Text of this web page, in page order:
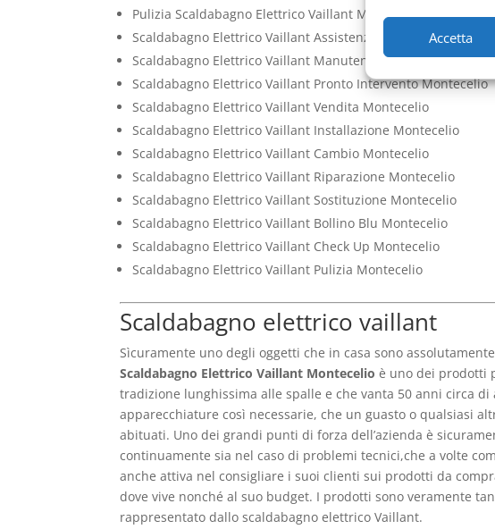
Accetta
Pulizia Scaldabagno Elettrico Vaillant Montecelio
Scaldabagno Elettrico Vaillant Assistenza Montecelio
Scaldabagno Elettrico Vaillant Manutenzione Montecelio
Scaldabagno Elettrico Vaillant Pronto Intervento Montecelio
Scaldabagno Elettrico Vaillant Vendita Montecelio
Scaldabagno Elettrico Vaillant Installazione Montecelio
Scaldabagno Elettrico Vaillant Cambio Montecelio
Scaldabagno Elettrico Vaillant Riparazione Montecelio
Scaldabagno Elettrico Vaillant Sostituzione Montecelio
Scaldabagno Elettrico Vaillant Bollino Blu Montecelio
Scaldabagno Elettrico Vaillant Check Up Montecelio
Scaldabagno Elettrico Vaillant Pulizia Montecelio
Scaldabagno elettrico vaillant
Sìcuramente uno degli oggetti che in casa sono
Scaldabagno Elettrico Vaillant Montecelio è uno dei prodotti
tradizione lunghissima alle spalle e che vanta 50 anni circa
apparecchiature così necessarie, che un guasto o qualsiasi
abituati. Uno dei grandi punti di forza dell’azienda è
continuamente sia nel caso di problemi tecnici,che a volte
anche attiva nel consigliare i suoi clienti sui prodotti da
dove vive nonché al suo budget. I prodotti sono veramente
rappresentato dallo scaldabagno elettrico Vaillant.